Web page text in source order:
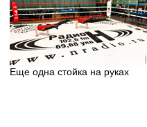
Еще одна стойка на руках